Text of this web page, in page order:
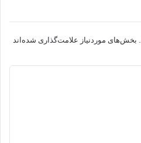
بخش‌های موردنیاز علامت‌گذاری شده‌اند